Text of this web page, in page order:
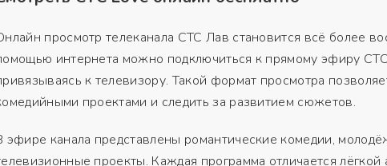
просмотр телеканала СТС Лав становится всё более
интернета можно подключиться к прямому эфиру
к телевизору. Такой формат просмотра
проектами и следить за развитием сюжетов.
эфире канала представлены романтические комедии,
проекты. Каждая программа отличается